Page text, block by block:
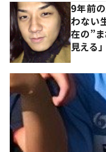
9年前
わない
在の”ま
見える」